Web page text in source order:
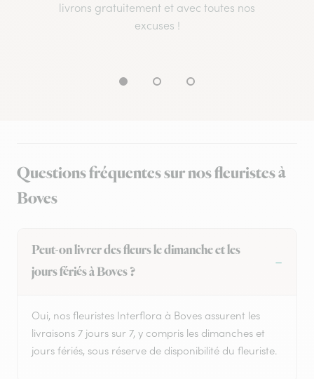
livrons gratuitement et avec toutes nos
excuses !
Questions fréquentes sur nos fleuristes à
Boves
Peut-on livrer des fleurs le dimanche et les
jours fériés à Boves ?
Oui, nos fleuristes Interflora à Boves assurent les
livraisons 7 jours sur 7, y compris les dimanches et
jours fériés, sous réserve de disponibilité du fleuriste.